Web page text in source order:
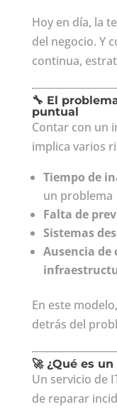
Hoy en día, la
del negocio. Y
continua,
🔧 El
puntual
Contar con un
implica varios
Tiempo de
un problema
Falta de
Sistemas
Ausencia de
En este
detrás del
🚀 ¿Qué es
Un servicio de
de reparar